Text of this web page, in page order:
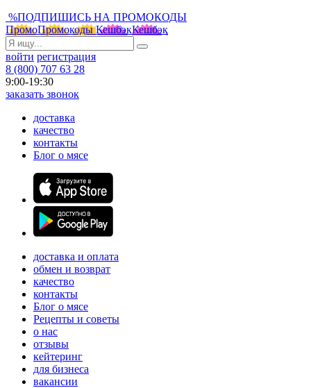
%ПОДПИШИСЬ НА ПРОМОКОДЫ
ПромоПромокоды КешбэкКешбэк
войти регистрация
8 (800) 707 63 28
9:00-19:30
заказать звонок
доставка
качество
контакты
Блог о мясе
доставка и оплата
обмен и возврат
качество
контакты
Блог о мясе
Рецепты и советы
о нас
отзывы
кейтеринг
для бизнеса
вакансии